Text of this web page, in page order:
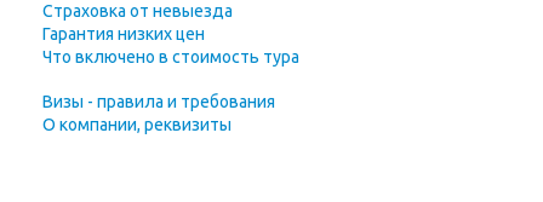
Страховка от невыезда
Гарантия низких цен
Что включено в стоимость тура
Визы - правила и требования
О компании, реквизиты